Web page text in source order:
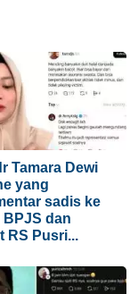
Tamara Dewi
yang
sadis ke
BPJS dan
RS Pusri...